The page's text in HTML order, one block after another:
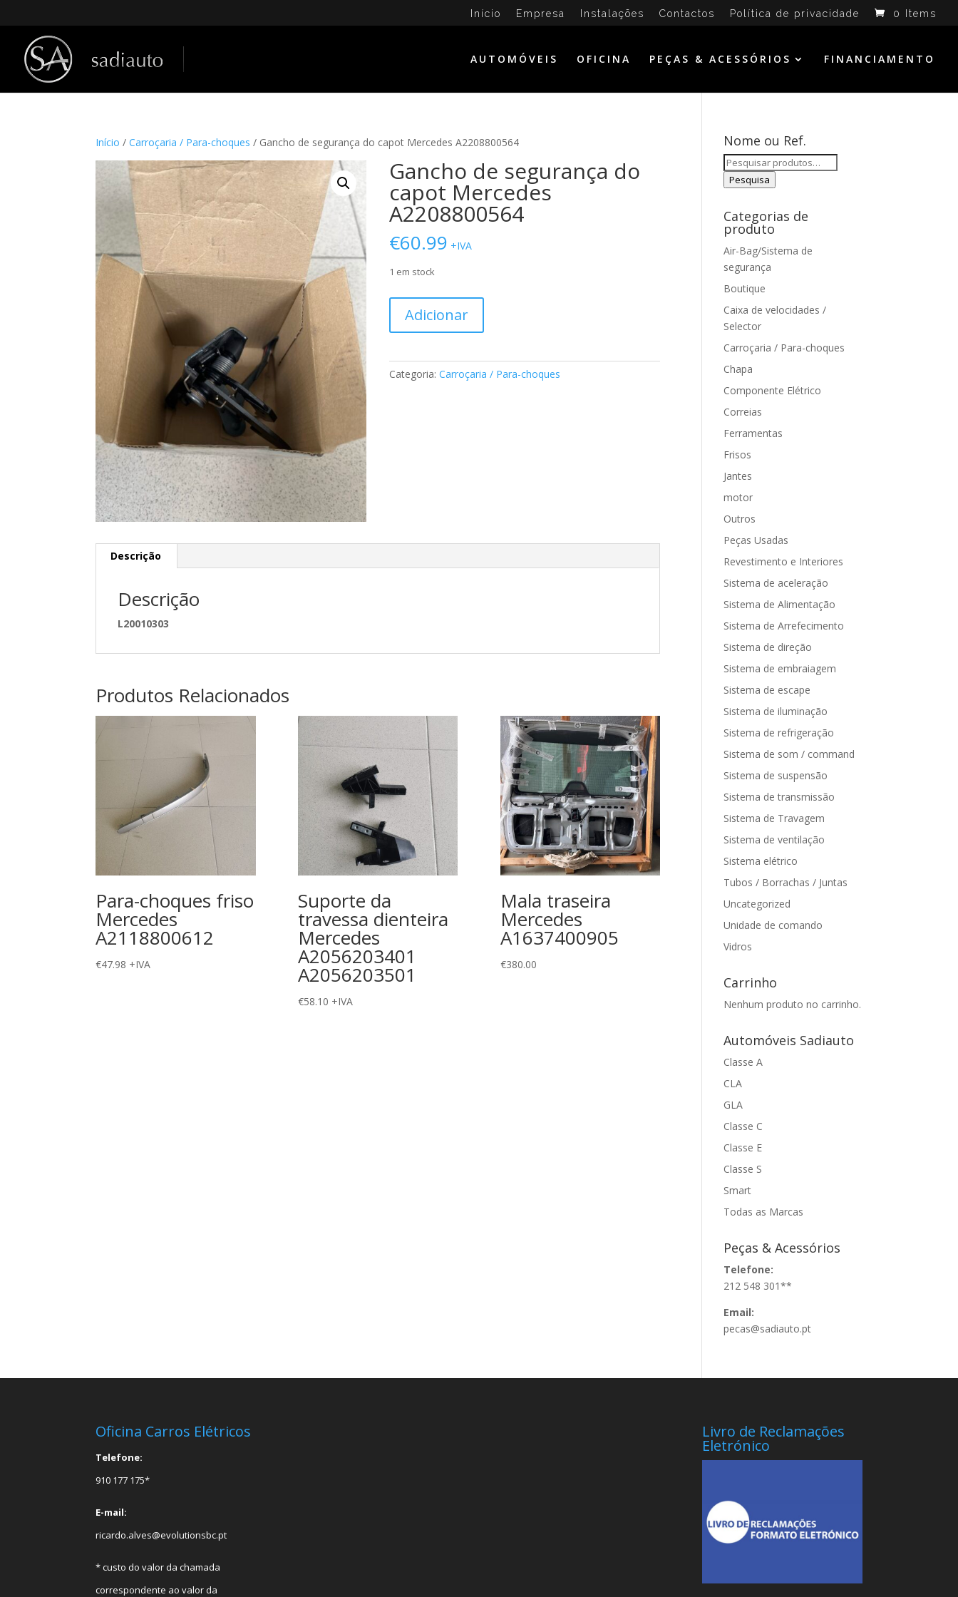
Início Empresa Instalações Contactos Política de privacidade 0 Items
AUTOMÓVEIS OFICINA PEÇAS & ACESSÓRIOS FINANCIAMENTO
Início /Carroçaria / Para-choques / Gancho de segurança do capot Mercedes A2208800564
Gancho de segurança do
capot Mercedes
A2208800564
€60.99 +IVA
1 em stock
Gancho
segurança
Adicionar
Categoria:Carroçaria / Para-choques
Descrição
Descrição
L20010303
Produtos Relacionados
Para-choques friso
Mercedes
A2118800612
€47.98 +IVA
Suporte da
travessa dienteira
Mercedes
A2056203401
A2056203501
€58.10 +IVA
Mala traseira
Mercedes
A1637400905
€380.00
Nome ou Ref.
Pesquisar
por:
Pesquisa
Categorias de
produto
Air-Bag/Sistema de
segurança
Boutique
Caixa de velocidades /
Selector
Carroçaria / Para-choques
Chapa
Componente Elétrico
Correias
Ferramentas
Frisos
Jantes
motor
Outros
Peças Usadas
Revestimento e Interiores
Sistema de aceleração
Sistema de Alimentação
Sistema de Arrefecimento
Sistema de direção
Sistema de embraiagem
Sistema de escape
Sistema de iluminação
Sistema de refrigeração
Sistema de som / command
Sistema de suspensão
Sistema de transmissão
Sistema de Travagem
Sistema de ventilação
Sistema elétrico
Tubos / Borrachas / Juntas
Uncategorized
Unidade de comando
Vidros
Carrinho
Nenhum produto no carrinho.
Automóveis Sadiauto
Classe A
CLA
GLA
Classe C
Classe E
Classe S
Smart
Todas as Marcas
Peças & Acessórios
Telefone:
212 548 301**
Email:
pecas@sadiauto.pt
Oficina Carros Elétricos
Telefone:
910 177 175*
E-mail:
ricardo.alves@evolutionsbc.pt
* custo do valor da chamada
correspondente ao valor da
Livro de Reclamações
Eletrónico